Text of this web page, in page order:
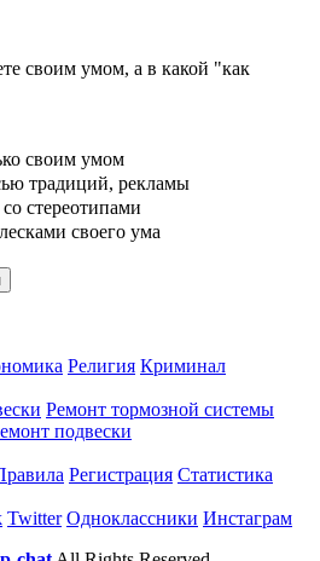
своим умом, а в какой "как
своим умом
традиций, рекламы
стереотипами
своего ума
Религия Криминал
Ремонт тормозной системы
подвески
Регистрация Статистика
Twitter Одноклассники Инстаграм